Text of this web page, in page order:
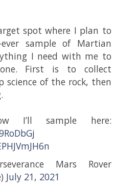
spot where I plan to
sample of Martian
I need with me to
First is to collect
science of the rock, then
I’ll sample here:
Mars Rover
July 21, 2021